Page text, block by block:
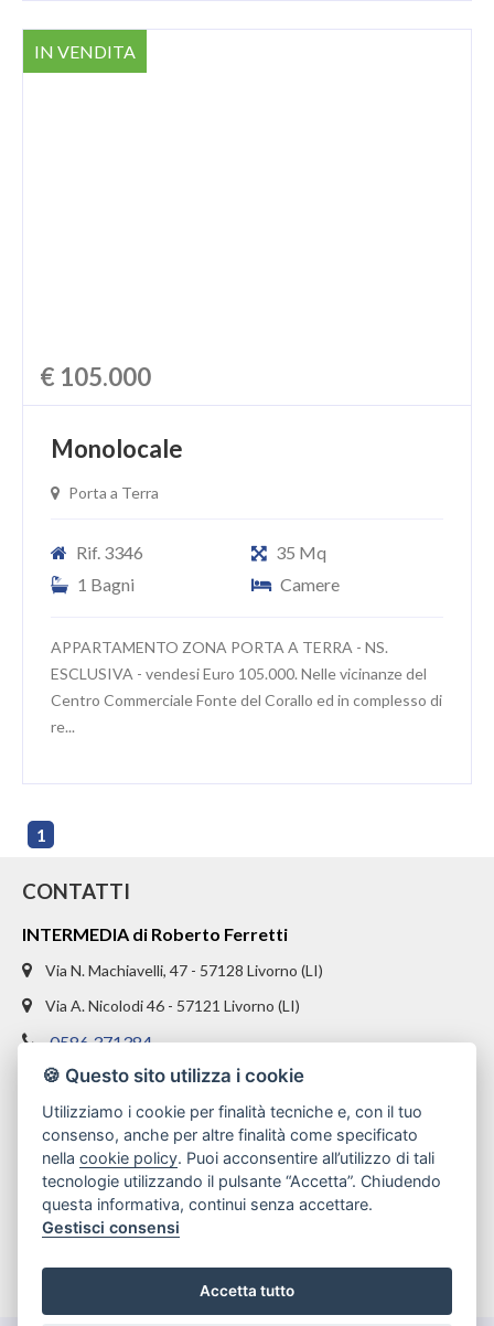
IN VENDITA
€ 105.000
Monolocale
Porta a Terra
Rif. 3346
35 Mq
1 Bagni
Camere
APPARTAMENTO ZONA PORTA A TERRA - NS.
ESCLUSIVA - vendesi Euro 105.000. Nelle vicinanze del
Centro Commerciale Fonte del Corallo ed in complesso di
re...
1
CONTATTI
INTERMEDIA di Roberto Ferretti
Via N. Machiavelli, 47 - 57128 Livorno (LI)
Via A. Nicolodi 46 - 57121 Livorno (LI)
0586 371384
328 1654969
info@intermediaimmobiliare.com
🍪 Questo sito utilizza i cookie
Utilizziamo i cookie per finalità tecniche e, con il tuo
consenso, anche per altre finalità come specificato
nellacookie policy. Puoi acconsentire all’utilizzo di tali
tecnologie utilizzando il pulsante “Accetta”. Chiudendo
questa informativa, continui senza accettare.
Gestisci consensi
Accetta tutto